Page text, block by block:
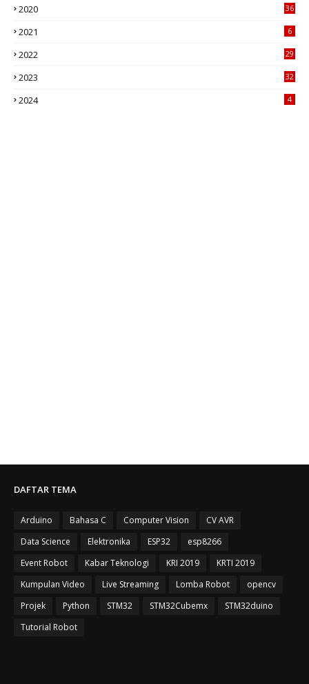
2020 36
2021 6
2022 29
2023 32
2024 4
DAFTAR TEMA
Arduino Bahasa C Computer Vision
CV AVR
Data Science
Elektronika ESP32
esp8266
Event Robot
Kabar Teknologi KRI 2019
KRTI 2019
Kumpulan Video
Live Streaming Lomba Robot
opencv
Projek
Python STM32 STM32Cubemx
STM32duino
Tutorial Robot